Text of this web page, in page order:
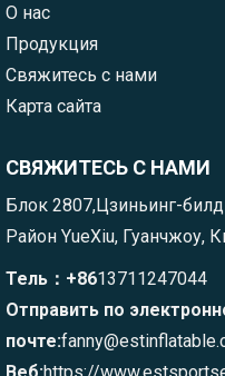
О нас
Продукция
Свяжитесь с нами
Карта сайта
СВЯЖИТЕСЬ С НАМИ
Блок 2807,Цзиньинг-
Район YueXiu, Гуанчжоу,
Тель：+8613711247044
Отправить по
почте: